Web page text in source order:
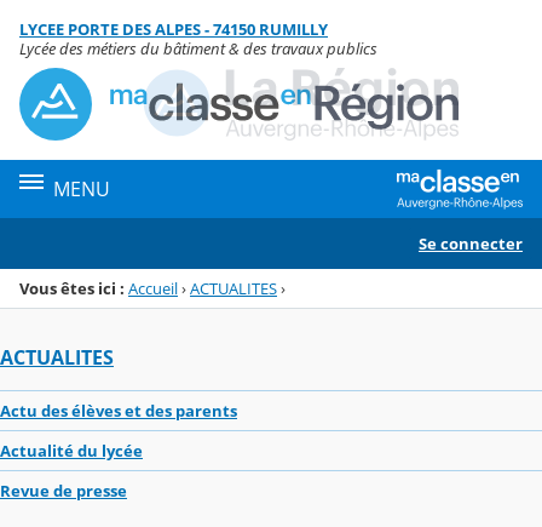
Menu de la rubrique
Contenu
LYCEE PORTE DES ALPES - 74150 RUMILLY
Lycée des métiers du bâtiment & des travaux publics
MENU
Se connecter
Vous êtes ici : Accueil›ACTUALITES›
ACTUALITES
Actu des élèves et des parents
Actualité du lycée
Revue de presse